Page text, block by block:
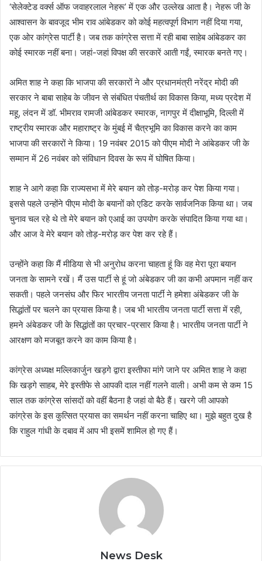
‘सेलेक्टेड वर्क्स ऑफ जवाहरलाल नेहरू’ में एक और उल्लेख आता है। नेहरू जी के
आश्वासन के बावजूद भीम राव आंबेडकर को कोई महत्वपूर्ण विभाग नहीं दिया गया,
एक ओर कांग्रेस पार्टी है। जब तक कांग्रेस सत्ता में रही बाबा साहेब आंबेडकर का
कोई स्मारक नहीं बना। जहां-जहां विपक्ष की सरकारें आती गईं, स्मारक बनते गए।
अमित शाह ने कहा कि भाजपा की सरकारों ने और प्रधानमंत्री नरेंद्र मोदी की
सरकार ने बाबा साहेब के जीवन से संबंधित पंचतीर्थ का विकास किया, मध्य प्रदेश में
महू, लंदन में डॉ. भीमराव रामजी आंबेडकर स्मारक, नागपुर में दीक्षाभूमि, दिल्ली में
राष्ट्रीय स्मारक और महाराष्ट्र के मुंबई में चैत्रभूमि का विकास करने का काम
भाजपा की सरकारों ने किया। 19 नवंबर 2015 को पीएम मोदी ने आंबेडकर जी के
सम्मान में 26 नवंबर को संविधान दिवस के रूप में घोषित किया।
शाह ने आगे कहा कि राज्यसभा में मेरे बयान को तोड़-मरोड़ कर पेश किया गया।
इससे पहले उन्होंने पीएम मोदी के बयानों को एडिट करके सार्वजनिक किया था। जब
चुनाव चल रहे थे तो मेरे बयान को एआई का उपयोग करके संपादित किया गया था।
और आज वे मेरे बयान को तोड़-मरोड़ कर पेश कर रहे हैं।
उन्होंने कहा कि मैं मीडिया से भी अनुरोध करना चाहता हूं कि वह मेरा पूरा बयान
जनता के सामने रखें। मैं उस पार्टी से हूं जो अंबेडकर जी का कभी अपमान नहीं कर
सकती। पहले जनसंघ और फिर भारतीय जनता पार्टी ने हमेशा अंबेडकर जी के
सिद्धांतों पर चलने का प्रयास किया है। जब भी भारतीय जनता पार्टी सत्ता में रही,
हमने अंबेडकर जी के सिद्धांतों का प्रचार-प्रसार किया है। भारतीय जनता पार्टी ने
आरक्षण को मजबूत करने का काम किया है।
कांग्रेस अध्यक्ष मल्लिकार्जुन खड़गे द्वारा इस्तीफा मांगे जाने पर अमित शाह ने कहा
कि खड़गे साहब, मेरे इस्तीफे से आपकी दाल नहीं गलने वाली। अभी कम से कम 15
साल तक कांग्रेस सांसदों को वहीं बैठना है जहां वो बैठे हैं। खरगे जी आपको
कांग्रेस के इस कुत्सित प्रयास का समर्थन नहीं करना चाहिए था। मुझे बहुत दुख है
कि राहुल गांधी के दबाव में आप भी इसमें शामिल हो गए हैं।
News Desk